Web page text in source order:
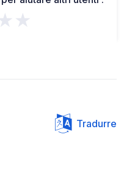
Tradurre